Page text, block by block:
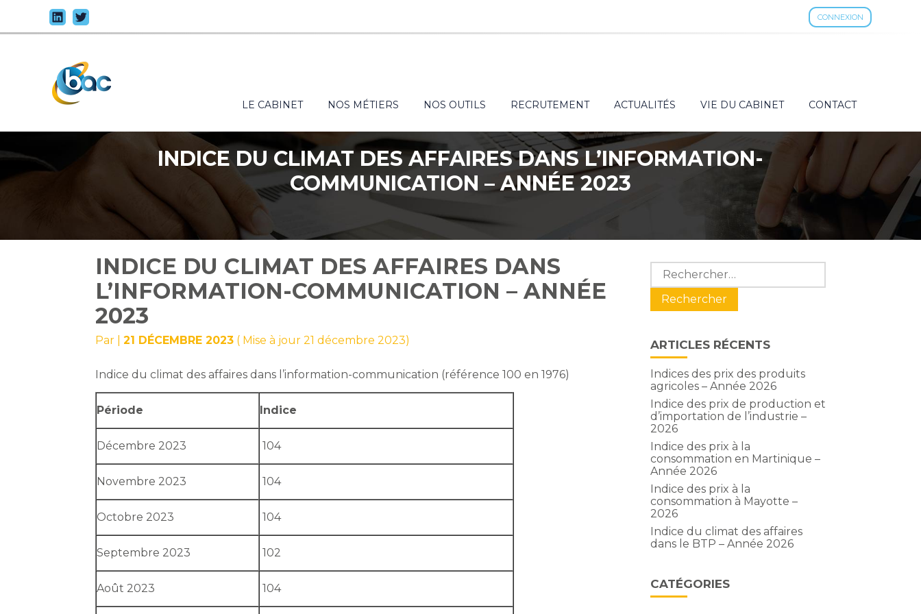
CONNEXION
au
contenu
Principal
LE CABINET NOS MÉTIERS NOS OUTILS RECRUTEMENT ACTUALITÉS VIE DU CABINET CONTACT
INDICE DU CLIMAT DES AFFAIRES DANS L’INFORMATION-
COMMUNICATION – ANNÉE 2023
INDICE DU CLIMAT DES AFFAIRES DANS
L’INFORMATION-COMMUNICATION – ANNÉE
2023
Par |21 DÉCEMBRE 2023 ( Mise à jour 21 décembre 2023)
Indice du climat des affaires dans l’information-communication (référence 100 en 1976)
Période Indice
Décembre 2023 104
Novembre 2023 104
Octobre 2023 104
Septembre 2023 102
Août 2023 104
Blog
sidebar
Rechercher :
ARTICLES RÉCENTS
Indices des prix des produits
agricoles – Année 2026
Indice des prix de production et
d’importation de l’industrie –
2026
Indice des prix à la
consommation en Martinique –
Année 2026
Indice des prix à la
consommation à Mayotte –
2026
Indice du climat des affaires
dans le BTP – Année 2026
CATÉGORIES